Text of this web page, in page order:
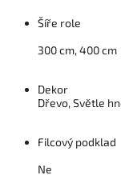
Šíře role
300 cm, 400 cm
Dekor
Dřevo, Světle
Filcový podklad
Ne